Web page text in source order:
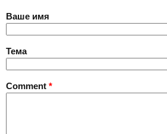
Ваше имя
Тема
Comment *